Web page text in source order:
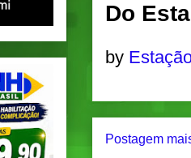
Do
by
Postagem